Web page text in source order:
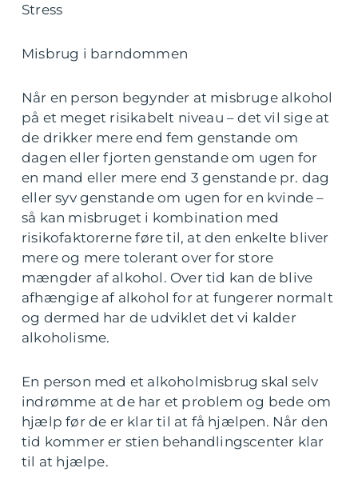
Stress
Misbrug i barndommen
Når en person begynder at misbruge alkohol
på et meget risikabelt niveau – det vil sige at
de drikker mere end fem genstande om
dagen eller fjorten genstande om ugen for
en mand eller mere end 3 genstande pr. dag
eller syv genstande om ugen for en kvinde –
så kan misbruget i kombination med
risikofaktorerne føre til, at den enkelte bliver
mere og mere tolerant over for store
mængder af alkohol. Over tid kan de blive
afhængige af alkohol for at fungerer normalt
og dermed har de udviklet det vi kalder
alkoholisme.
En person med et alkoholmisbrug skal selv
indrømme at de har et problem og bede om
hjælp før de er klar til at få hjælpen. Når den
tid kommer er stien behandlingscenter klar
til at hjælpe.